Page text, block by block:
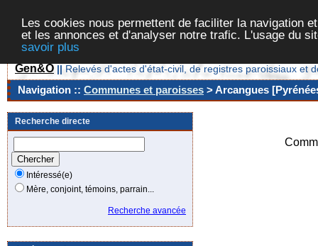
Les cookies nous permettent de faciliter la navigation
et les annonces et d'analyser notre trafic. L'usage du
savoir plus
Gen&O || Relevés d'actes d'état-civil, de registres paroissiaux et
Navigation :: Communes et paroisses > Arcangues
Recherche directe
Intéressé(e)
Mère, conjoint, témoins, parrain...
Recherche avancée